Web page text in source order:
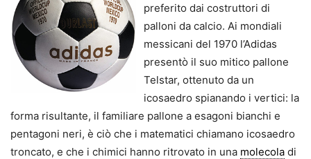
preferito dai costruttori di
palloni da calcio. Ai mondiali
messicani del 1970 l’Adidas
presentò il suo mitico pallone
Telstar, ottenuto da un
icosaedro spianando i vertici: la
forma risultante, il familiare pallone a esagoni bianchi e
pentagoni neri, è ciò che i matematici chiamano icosaedro
troncato, e che i chimici hanno ritrovato in una molecola di